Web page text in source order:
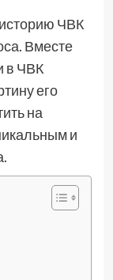
ЧВК
Вместе
в ЧВК
его
на
и